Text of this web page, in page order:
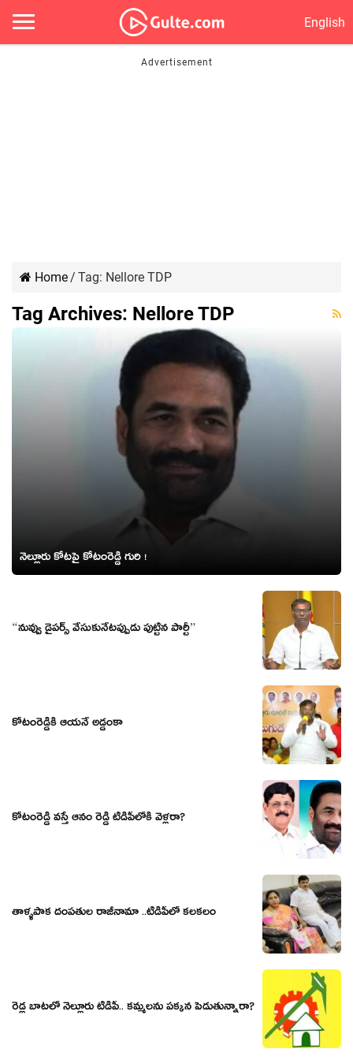
English
Home/ Tag: Nellore TDP
Tag Archives: Nellore TDP
నెల్లూరు కోటపై కోటంరెడ్డి గురి !
“నువ్వు డైపర్స్ వేసుకునేటప్పుడు పుట్టిన పార్టీ”
కోటంరెడ్డికి ఆయనే అడ్డంకా
కోటంరెడ్డి వస్తే ఆనం రెడ్డి టీడీపీలోకి వెళ్లరా?
తాళ్ళపాక దంపతుల రాజీనామా ..టీడీపీలో కలకలం
రెడ్ల బాట‌లో నెల్లూరు టీడీపీ.. క‌మ్మ‌ల‌ను ప‌క్క‌న పెడుతున్నారా?